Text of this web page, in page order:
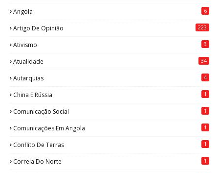
Angola 6
Artigo De Opinião 223
Ativismo 3
Atualidade 34
Autarquias 4
China E Rússia 1
Comunicação Social 1
Comunicações Em Angola 1
Conflito De Terras 1
Correia Do Norte 1